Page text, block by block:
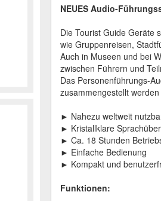
NEUES Audio-
Die Tourist Guide Geräte
wie Gruppenreisen,
Auch in Museen und bei
zwischen Führern und
Das Personenführungs-
zusammengestellt werden
► Nahezu weltweit
► Kristallklare
► Ca. 18 Stunden
► Einfache Bedienung
► Kompakt und
Funktionen: